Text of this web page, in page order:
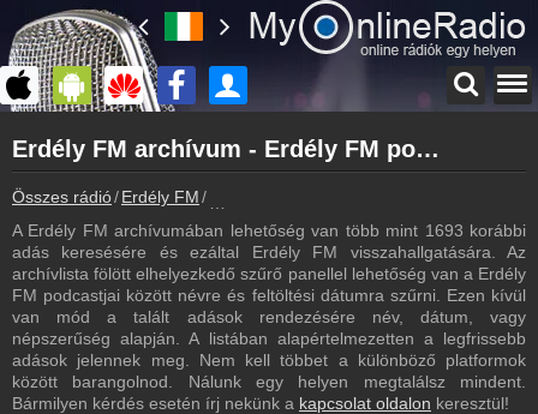
myonlineradio.hu
Erdély FM
Vissza az Erdély FM oldalára
Bejelentkezés
Hozz létre saját fiókot!
Frekvenciák
Erdély FM frekvencia
Műsorújság
Erdély FM műsorai
Erdély FM archívum - Erdély FM podcasts - Erdély FM visszahallgatás
Összes rádió Erdély FM
A Erdély FM archívumában lehetőség van több mint 1693 korábbi
adás keresésére és ezáltal Erdély FM visszahallgatására. Az
archívlista fölött elhelyezkedő szűrő panellel lehetőség van a Erdély
FM podcastjai között névre és feltöltési dátumra szűrni. Ezen kívül
van mód a talált adások rendezésére név, dátum, vagy
népszerűség alapján. A listában alapértelmezetten a legfrissebb
adások jelennek meg. Nem kell többet a különböző platformok
között barangolnod. Nálunk egy helyen megtalálsz mindent.
Bármilyen kérdés esetén írj nekünk a kapcsolat oldalon keresztül!